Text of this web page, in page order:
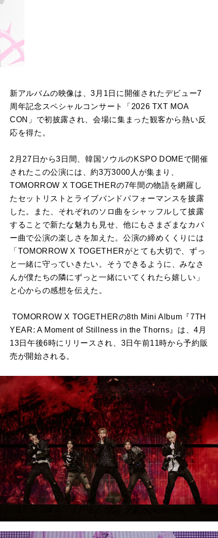
新アルバムの映像は、3月1日に開催されたデビュー7
周年記念スペシャルコンサート「 2026 TXT MOA
CON」で初披露され、会場に集まった観客から熱い反
応を得た。
2月27日から3日間、韓国ソウルのKSPO DOMEで開催
されたこの公演には、約3万3000人が集まり、
TOMORROW X TOGETHERの7年間の物語を網羅し
たセットリストとライブバンドパフォーマンスを披露
した。また、 それぞれのソロ曲をシャッフルして披露
することで新たな魅力も見せ、他にもさまざまなカバ
ー曲で公演の楽しさを加えた。 公演の締めくくりには
「TOMORROW X TOGETHERがとても大切で、ずっ
と一緒に守っていきたい。 そうできるように、みなさ
んが僕たちの隣にずっと一緒にいてくれたら嬉しい」
と心からの感想を伝えた。
TOMORROW X TOGETHERの8th Mini Album『7TH
YEAR: A Moment of Stillness in the Thorns』は、4月
13日午後6時にリリースされ、 3日午前11時から予約販
売が開始される。